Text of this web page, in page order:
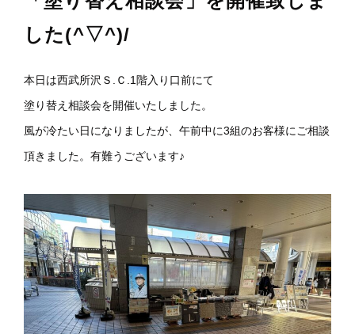
した(^▽^)/
本日は西武所沢Ｓ.Ｃ.1階入り口前にて
塗り替え相談会を開催いたしました。
風が冷たい日になりましたが、午前中に3組のお客様にご相談
頂きました。有難うございます♪